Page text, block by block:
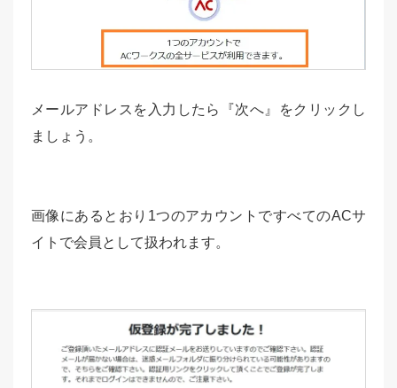
メールアドレスを入力したら『次へ』をクリックし
ましょう。
画像にあるとおり1つのアカウントですべてのACサ
イトで会員として扱われます。